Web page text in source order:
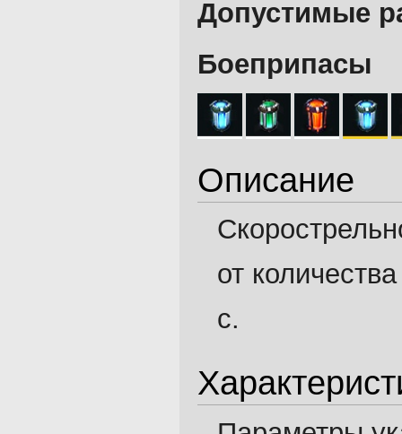
Допустимые
Боеприпасы
Описание
от
с.